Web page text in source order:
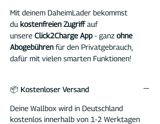
Mit deinem DaheimLader bekommst
du kostenfreien Zugriffauf
unsere Click2Charge App - ganz ohne
Abogebühren für den Privatgebrauch,
dafür mit vielen smarten Funktionen!
📦 Kostenloser Versand
Deine Wallbox wird in Deutschland
kostenlos innerhalb von 1-2 Werktagen